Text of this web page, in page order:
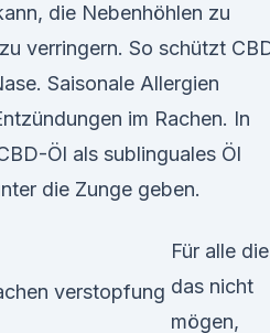
die Nebenhöhlen zu
verringern. So schützt
Saisonale Allergien
im Rachen. In
Öl als sublinguales Öl
die Zunge geben.
Für alle die
das nicht
mögen,